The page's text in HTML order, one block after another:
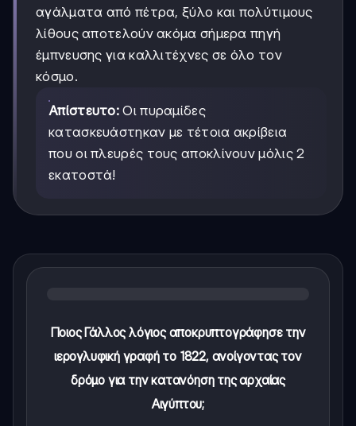
αγάλματα από πέτρα, ξύλο και πολύτιμους
λίθους αποτελούν ακόμα σήμερα πηγή
έμπνευσης για καλλιτέχνες σε όλο τον
κόσμο.
Απίστευτο: Οι πυραμίδες
κατασκευάστηκαν με τέτοια ακρίβεια
που οι πλευρές τους αποκλίνουν μόλις 2
εκατοστά!
Ποιος Γάλλος λόγιος αποκρυπτογράφησε την
ιερογλυφική γραφή το 1822, ανοίγοντας τον
δρόμο για την κατανόηση της αρχαίας
Αιγύπτου;